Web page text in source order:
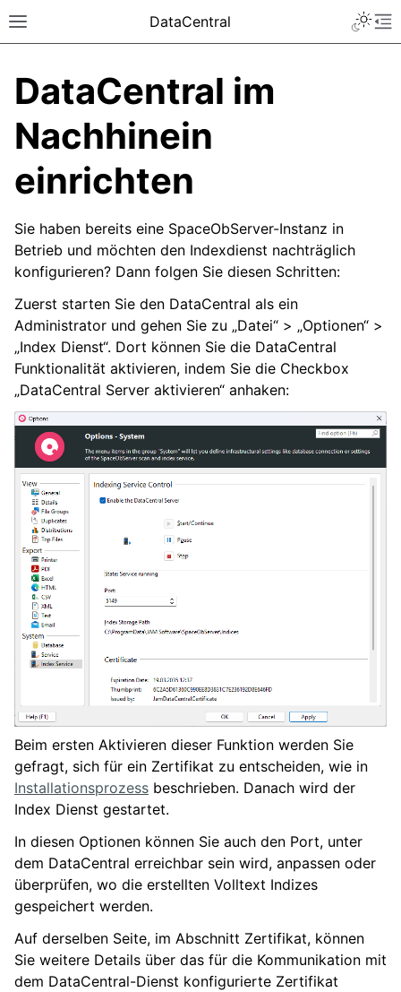
DataCentral
DataCentral im
Nachhinein
einrichten
Sie haben bereits eine SpaceObServer-Instanz in
Betrieb und möchten den Indexdienst nachträglich
konfigurieren? Dann folgen Sie diesen Schritten:
Zuerst starten Sie den DataCentral als ein
Administrator und gehen Sie zu „Datei“ > „Optionen“ >
„Index Dienst“. Dort können Sie die DataCentral
Funktionalität aktivieren, indem Sie die Checkbox
„DataCentral Server aktivieren“ anhaken:
Beim ersten Aktivieren dieser Funktion werden Sie
gefragt, sich für ein Zertifikat zu entscheiden, wie in
Installationsprozess beschrieben. Danach wird der
Index Dienst gestartet.
In diesen Optionen können Sie auch den Port, unter
dem DataCentral erreichbar sein wird, anpassen oder
überprüfen, wo die erstellten Volltext Indizes
gespeichert werden.
Auf derselben Seite, im Abschnitt Zertifikat, können
Sie weitere Details über das für die Kommunikation mit
dem DataCentral-Dienst konfigurierte Zertifikat